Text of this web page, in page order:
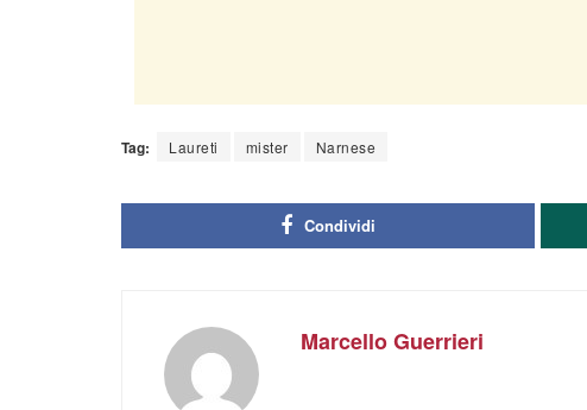
Tag: Laureti mister Narnese
Condividi
Marcello Guerrieri